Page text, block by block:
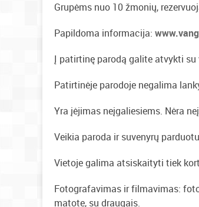
Grupėms nuo 10 žmonių,
Papildoma informacija:
Į patirtinę parodą galite atvykti su
Patirtinėje parodoje negalima
Yra įėjimas neįgaliesiems. Nėra
Veikia paroda ir suvenyrų
Vietoje galima atsiskaityti tiek
Fotografavimas ir filmavimas:
matote, su draugais.